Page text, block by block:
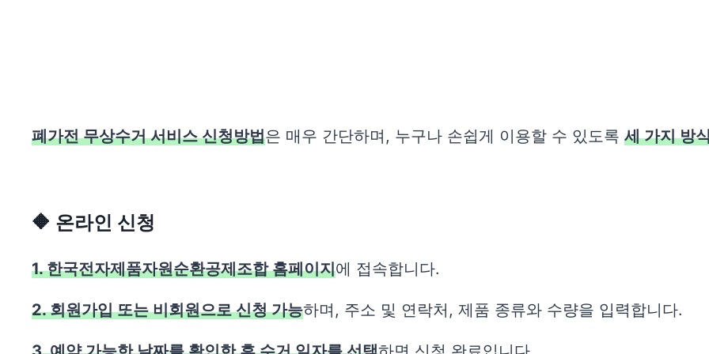
폐가전 무상수거 서비스 신청방법은 매우 간단하며, 누구나 손쉽게 이용할 수 있도록 세 가지 방
🔶 온라인 신청
1. 한국전자제품자원순환공제조합 홈페이지에 접속합니다.
2. 회원가입 또는 비회원으로 신청 가능하며, 주소 및 연락처, 제품 종류와 수량을 입력합니다.